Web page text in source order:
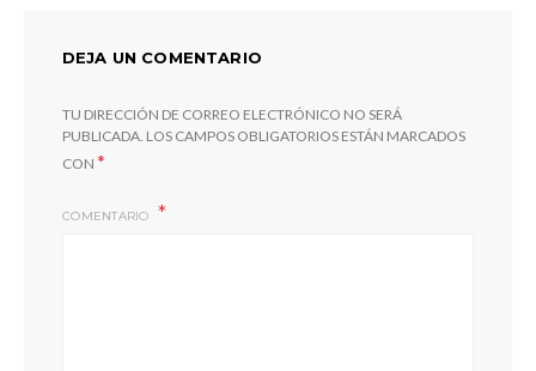
DEJA UN COMENTARIO
TU DIRECCIÓN DE CORREO ELECTRÓNICO NO SERÁ
PUBLICADA. LOS CAMPOS OBLIGATORIOS ESTÁN MARCADOS
CON *
COMENTARIO